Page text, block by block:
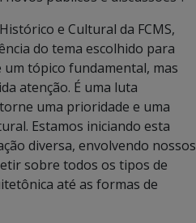
e Cultural da FCMS,
do tema escolhido para
um tópico fundamental, mas
atenção. É uma luta
uma prioridade e uma
Estamos iniciando esta
diversa, envolvendo nossos
sobre todos os tipos de
até as formas de